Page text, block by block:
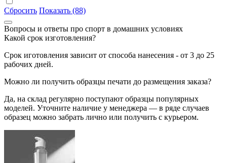
Сбросить Показать (88)
Вопросы и ответы про спорт в домашних условиях
Какой срок изготовления?
Срок иготовления зависит от способа нанесения - от 3 до 25
рабочих дней.
Можно ли получить образцы печати до размещения заказа?
Да, на склад регулярно поступают образцы популярных
моделей. Уточните наличие у менеджера — в ряде случаев
образец можно забрать лично или получить с курьером.